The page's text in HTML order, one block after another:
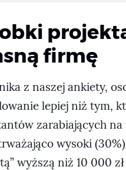
firmę
z naszej ankiety,
lepiej niż tym,
zarabiających na
wysoki
wyższą niż 10 000